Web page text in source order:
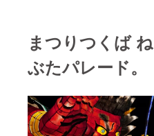
まつりつくば ね
ぶたパレード。